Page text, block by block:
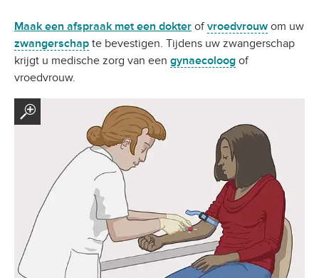
Maak een afspraak met een dokter ofvroedvrouw om uw
zwangerschap te bevestigen. Tijdens uw zwangerschap
krijgt u medische zorg van een gynaecoloog of
vroedvrouw.